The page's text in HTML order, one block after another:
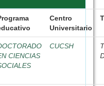
Centro
Universitario
CIENCIAS
CUCSH